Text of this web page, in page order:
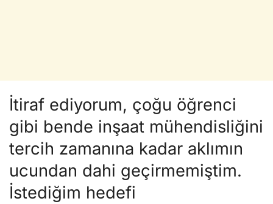
İtiraf ediyorum, çoğu öğrenci
gibi bende inşaat mühendisliğini
tercih zamanına kadar aklımın
ucundan dahi geçirmemiştim.
İstediğim hedefi